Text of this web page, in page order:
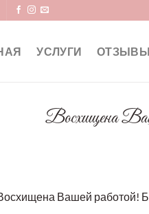
УСЛУГИ ОТЗЫВЫ
Восхищена
Вашей работой!